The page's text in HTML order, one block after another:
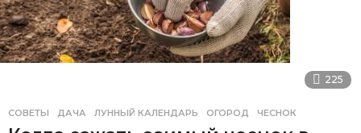
225
СОВЕТЫ ДАЧА ,ЛУННЫЙ КАЛЕНДАРЬ ,ОГОРОД ,ЧЕСНОК